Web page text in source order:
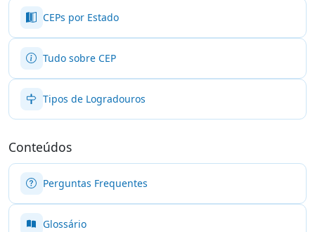
CEPs por Estado
Tudo sobre CEP
Tipos de Logradouros
Conteúdos
Perguntas Frequentes
Glossário